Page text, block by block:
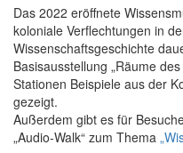
Das 2022 eröffnete
koloniale Verflechtungen in
Wissenschaftsgeschichte
Basisausstellung „Räume
Stationen Beispiele aus der
gezeigt.
Außerdem gibt es für
„Audio-Walk“ zum Thema